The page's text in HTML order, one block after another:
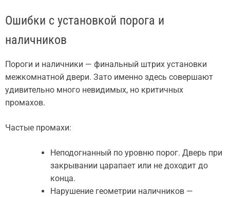
Ошибки с установкой порога и
наличников
Пороги и наличники — финальный штрих установки
межкомнатной двери. Зато именно здесь совершают
удивительно много невидимых, но критичных
промахов.
Частые промахи:
Неподогнанный по уровню порог. Дверь при
закрывании царапает или не доходит до
конца.
Нарушение геометрии наличников —